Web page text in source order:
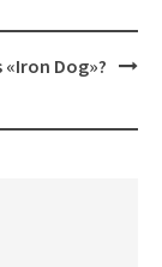
«Iron Dog»?